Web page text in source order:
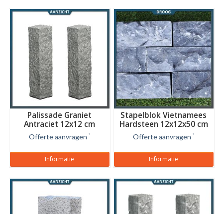
Palissade Graniet
Antraciet 12x12 cm
Offerte aanvragen *
Informatie
Stapelblok Vietnamees
Hardsteen 12x12x50 cm
Offerte aanvragen *
Informatie